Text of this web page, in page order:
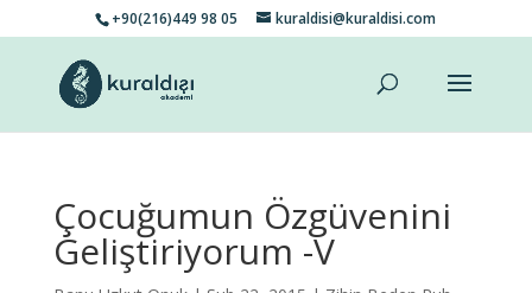
+90(216)449 98 05 kuraldisi@kuraldisi.com
Çocuğumun Özgüvenini
Geliştiriyorum -V